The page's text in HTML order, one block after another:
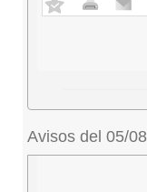
Avisos del 05/08